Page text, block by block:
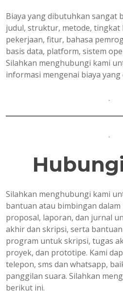
Biaya yang dibutuhkan sangat
judul, struktur, metode, tingkat
pekerjaan, fitur, bahasa
basis data, platform, sistem
Silahkan menghubungi kami
informasi mengenai biaya
.
.
Silahkan menghubungi kami
bantuan atau bimbingan
proposal, laporan, dan jurnal
akhir dan skripsi, serta
program untuk skripsi, tugas
proyek, dan prototipe. Kami
telepon, sms dan whatsapp,
panggilan suara. Silahkan
berikut ini.